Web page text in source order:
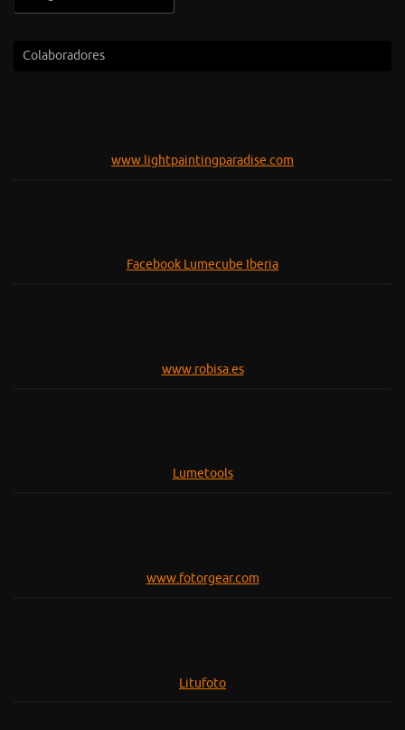
Colaboradores
www.lightpaintingparadise.com
Facebook Lumecube Iberia
www.robisa.es
Lumetools
www.fotorgear.com
Litufoto